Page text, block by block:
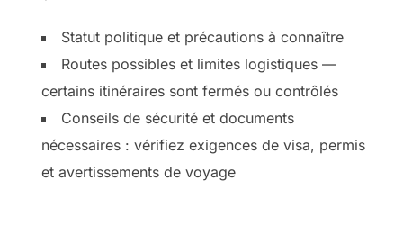
Statut politique et précautions à connaître
Routes possibles et limites logistiques —
certains itinéraires sont fermés ou contrôlés
Conseils de sécurité et documents
nécessaires : vérifiez exigences de visa, permis
et avertissements de voyage